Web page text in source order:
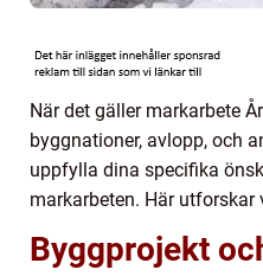
När det gäller markarbete
byggnationer, avlopp, och
uppfylla dina specifika
markarbeten. Här
Byggprojekt